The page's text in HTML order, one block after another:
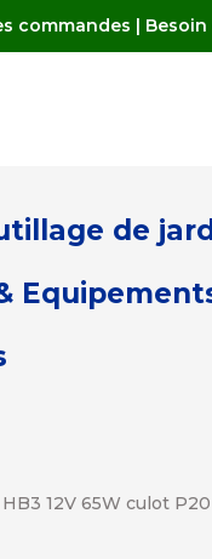
commandes | Besoin
de
12V 65W culot